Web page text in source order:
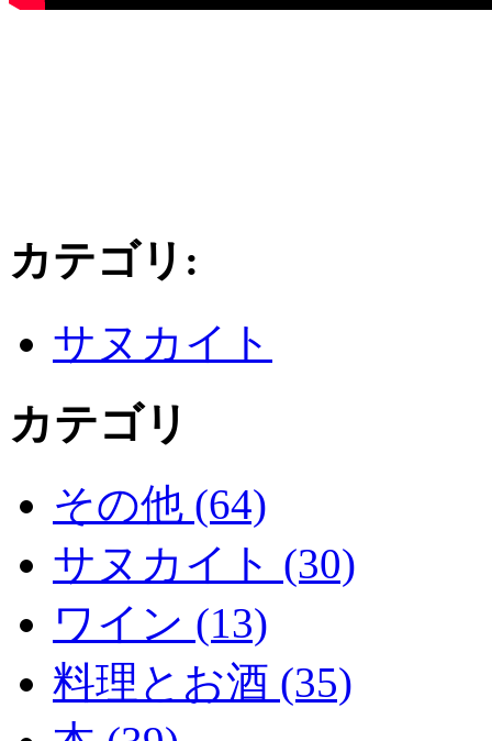
カテゴリ :
サヌカイト
カテゴリ
その他 (64)
サヌカイト (30)
ワイン (13)
料理とお酒 (35)